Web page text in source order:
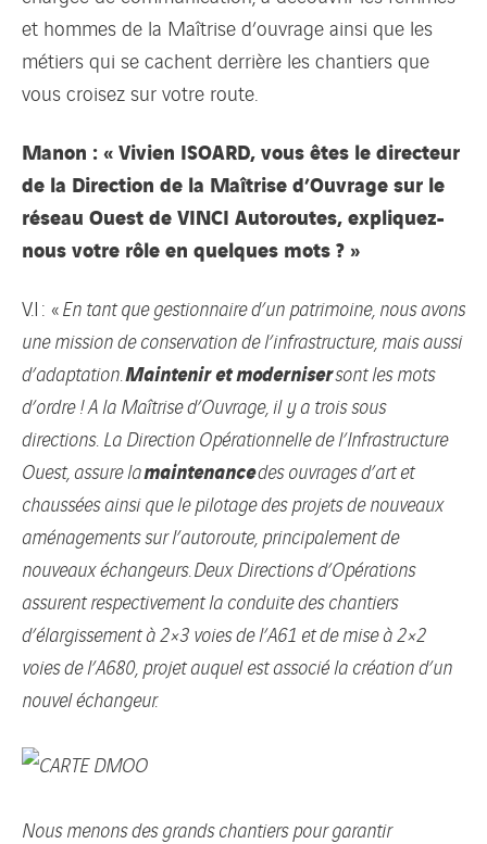
et hommes de la Maîtrise d’ouvrage ainsi que les
métiers qui se cachent derrière les chantiers que
vous croisez sur votre route.
Manon : « Vivien ISOARD, vous êtes le directeur
de la Direction de la Maîtrise d’Ouvrage sur le
réseau Ouest de VINCI Autoroutes, expliquez-
nous votre rôle en quelques mots ? »
V.I : «En tant que gestionnaire d’un patrimoine, nous avons
une mission de conservation de l’infrastructure, mais aussi
d’adaptation.Maintenir et modernisersont les mots
d’ordre ! A la Maîtrise d’Ouvrage, il y a trois sous
directions. La Direction Opérationnelle de l’Infrastructure
Ouest, assure lamaintenancedes ouvrages d’art et
chaussées ainsi que le pilotage des projets de nouveaux
aménagements sur l’autoroute, principalement de
nouveaux échangeurs. Deux Directions d’Opérations
assurent respectivement la conduite des chantiers
d’élargissement à 2×3 voies de l’A61 et de mise à 2×2
voies de l’A680, projet auquel est associé la création d’un
nouvel échangeur.
Nous menons des grands chantiers pour garantir